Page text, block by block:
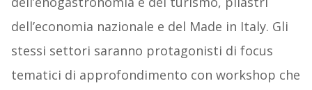
dell’economia nazionale e del Made in Italy. Gli
stessi settori saranno protagonisti di focus
tematici di approfondimento con workshop che